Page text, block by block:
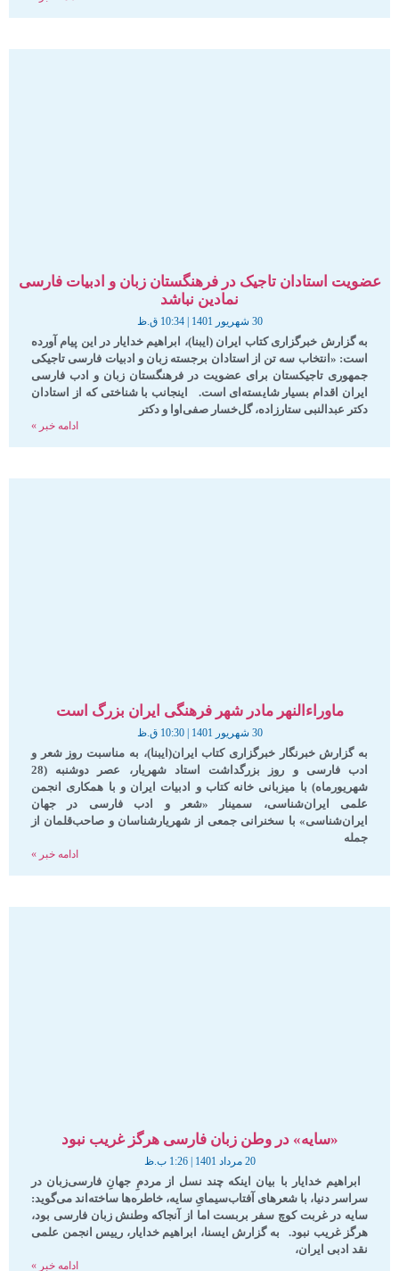
عضویت استادان تاجیک در فرهنگستان زبان و ادبیات فارسی
نمادین نباشد
30 شهریور 1401 10:34 ق.ظ
به گزارش خبرگزاری کتاب ایران (ایبنا)، ابراهیم خدایار در این پیام آورده
است: «انتخاب سه تن از استادان برجسته‌ زبان و ادبیات فارسی تاجیکی
جمهوری تاجیکستان برای عضویت در فرهنگستان زبان و ادب فارسی
ایران اقدام بسیار شایسته‌ای است. اینجانب با شناختی که از استادان
دکتر عبدالنبی ستارزاده، گل‌خسار صفی‌اوا و دکتر
ادامه خبر »
ماوراءالنهر مادر شهر فرهنگی ایران بزرگ است
30 شهریور 1401 10:30 ق.ظ
به گزارش خبرنگار خبرگزاری کتاب ایران(ایبنا)، به مناسبت روز شعر و
ادب فارسی و روز بزرگداشت استاد شهریار، عصر دوشنبه (28
شهریورماه) با میزبانی خانه کتاب و ادبیات ایران و با همکاری انجمن
علمی ایران‌شناسی، سمینار «شعر و ادب فارسی در جهان
ایران‌شناسی» با سخنرانی جمعی از شهریارشناسان و صاحب‌قلمان از
جمله
ادامه خبر »
«سایه» در وطن زبان فارسی هرگز غریب نبود
20 مرداد 1401 1:26 ب.ظ
ابراهیم خدایار با بیان اینکه چند نسل از مردمِ جهانِ فارسی‌زبان در
سراسر دنیا، با شعرهای آفتاب‌سیمایِ سایه، خاطره‌ها ساخته‌اند می‌گوید:
سایه در غربت کوچ سفر بربست اما از آنجاکه وطنش زبان فارسی بود،
هرگز غریب نبود. به گزارش ایسنا، ابراهیم خدایار، رییس انجمن علمی
نقد ادبی ایران،
ادامه خبر »